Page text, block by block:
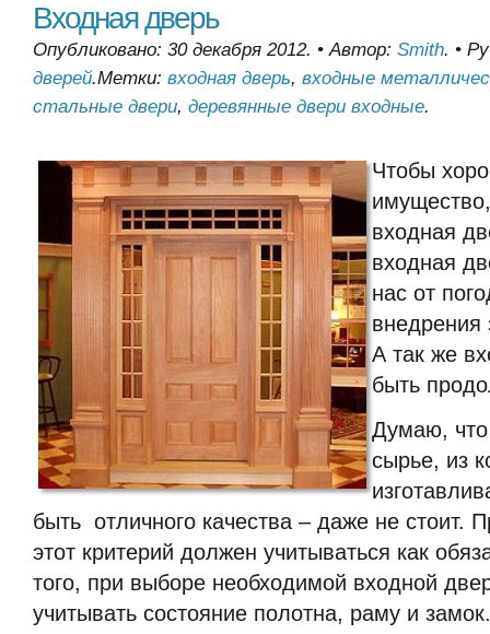
Входная дверь
Опубликовано: 30 декабря 2012. •Автор: Smith. •
дверей.Метки: входная дверь, входные
стальные двери, деревянные двери входные.
Чтобы
входная
входная
нас от
А так же
быть
Думаю, что
сырье, из
быть отличного качества – даже не стоит.
этот критерий должен учитываться как
того, при выборе необходимой входной
учитывать состояние полотна, раму и